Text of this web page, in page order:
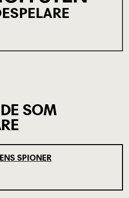
SOM
SPIONER